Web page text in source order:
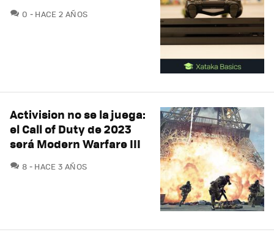
0 COMENTARIOS
HACE 2 AÑOS
Activision no se la juega:
el Call of Duty de 2023
será Modern Warfare III
8 COMENTARIOS
HACE 3 AÑOS